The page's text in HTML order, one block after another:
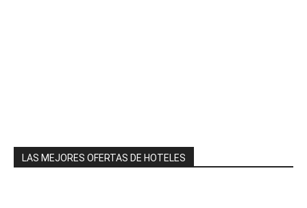
LAS MEJORES OFERTAS DE HOTELES